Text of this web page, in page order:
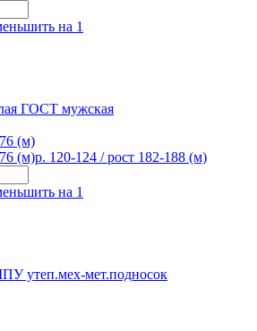
ГОСТ мужская
(м)
(м)р. 120-124 / рост 182-188 (м)
утеп.мех-мет.подносок